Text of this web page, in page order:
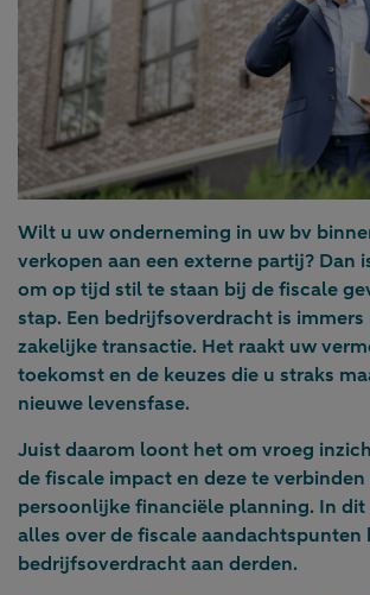
Wilt u uw onderneming in uw bv
verkopen aan een externe partij? Dan
om op tijd stil te staan bij de fiscale
stap. Een bedrijfsoverdracht is immers
zakelijke transactie. Het raakt uw
toekomst en de keuzes die u straks
nieuwe levensfase.
Juist daarom loont het om vroeg
de fiscale impact en deze te
persoonlijke financiële planning. In
alles over de fiscale aandachtspunten
bedrijfsoverdracht aan derden.